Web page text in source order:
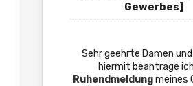
Gewerbes]
Sehr geehrte Damen
hiermit beantrage
Ruhendmeldungmeines